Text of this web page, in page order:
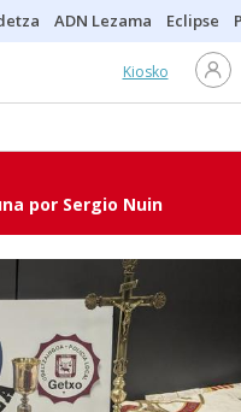
ADN Lezama Eclipse
Kiosko
por Sergio Nuin